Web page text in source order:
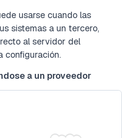
usarse cuando las
sistemas a un tercero,
al servidor del
configuración.
a un proveedor